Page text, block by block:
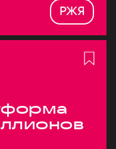
РЖЯ